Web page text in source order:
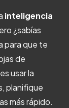
inteligencia
¿sabías
para que te
de
usar la
planifique
más rápido.